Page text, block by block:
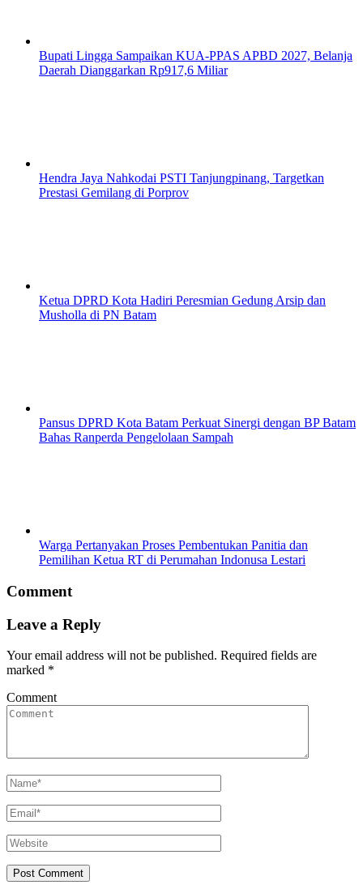
Bupati Lingga Sampaikan KUA-PPAS APBD 2027, Belanja
Daerah Dianggarkan Rp917,6 Miliar
Hendra Jaya Nahkodai PSTI Tanjungpinang, Targetkan
Prestasi Gemilang di Porprov
Ketua DPRD Kota Hadiri Peresmian Gedung Arsip dan
Musholla di PN Batam
Pansus DPRD Kota Batam Perkuat Sinergi dengan BP Batam
Bahas Ranperda Pengelolaan Sampah
Warga Pertanyakan Proses Pembentukan Panitia dan
Pemilihan Ketua RT di Perumahan Indonusa Lestari
Comment
Leave a Reply
Your email address will not be published. Required fields are
marked *
Comment